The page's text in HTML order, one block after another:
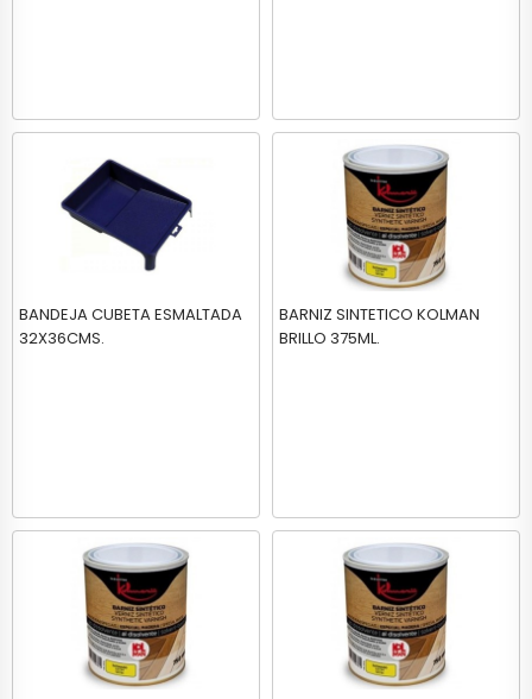
BANDEJA CUBETA ESMALTADA
32X36CMS.
BARNIZ SINTETICO KOLMAN
BRILLO 375ML.